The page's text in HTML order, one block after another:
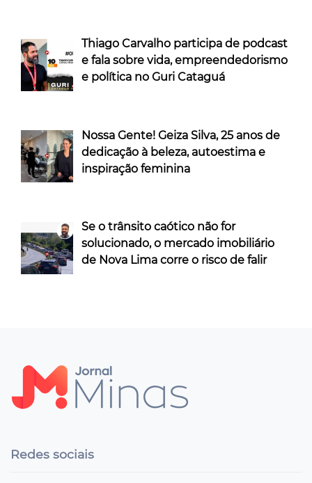
Thiago Carvalho participa de podcast
e fala sobre vida, empreendedorismo
e política no Guri Cataguá
Nossa Gente! Geiza Silva, 25 anos de
dedicação à beleza, autoestima e
inspiração feminina
Se o trânsito caótico não for
solucionado, o mercado imobiliário
de Nova Lima corre o risco de falir
Redes sociais